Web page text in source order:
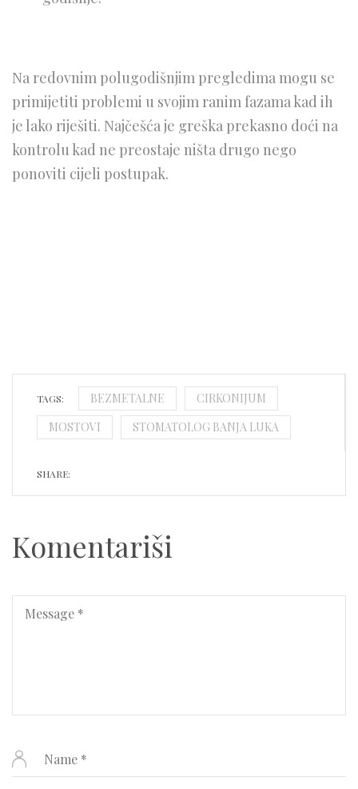
Na redovnim polugodišnjim pregledima mogu se
primijetiti problemi u svojim ranim fazama kad ih
je lako riješiti. Najčešća je greška prekasno doći na
kontrolu kad ne preostaje ništa drugo nego
ponoviti cijeli postupak.
TAGS: BEZMETALNE
CIRKONIJUM
MOSTOVI
STOMATOLOG BANJA LUKA
SHARE:
Komentariši